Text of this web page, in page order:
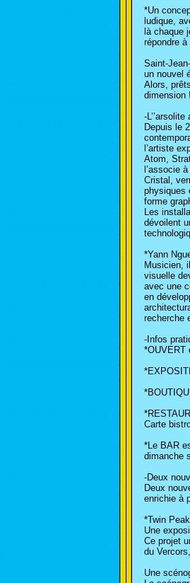
*Un
ludique,
là chaque
répondre
Saint-
un nouvel
Alors,
dimension !
-
Depuis le
l’artiste
Atom,
l’associe
Cristal,
physiques
forme
Les
dévoilent
*Yann
Musicien,
visuelle
avec une
en
recherche
-Infos
*OUVERT
Carte
*Le BAR
dimanche
-Deux
Deux
enrichie à
*Twin
Une
Ce projet
du
Une